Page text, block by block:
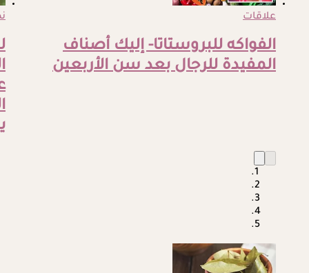
علاقات
الفواكه للبروستاتا- إليك أصناف
المفيدة للرجال بعد سن الأربعين